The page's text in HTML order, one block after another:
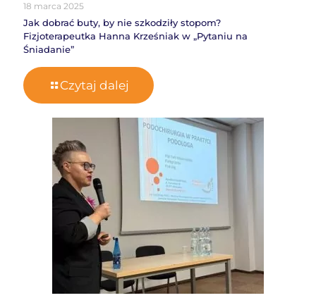
18 marca 2025
Jak dobrać buty, by nie szkodziły stopom?
Fizjoterapeutka Hanna Krześniak w „Pytaniu na
Śniadanie”
Czytaj dalej